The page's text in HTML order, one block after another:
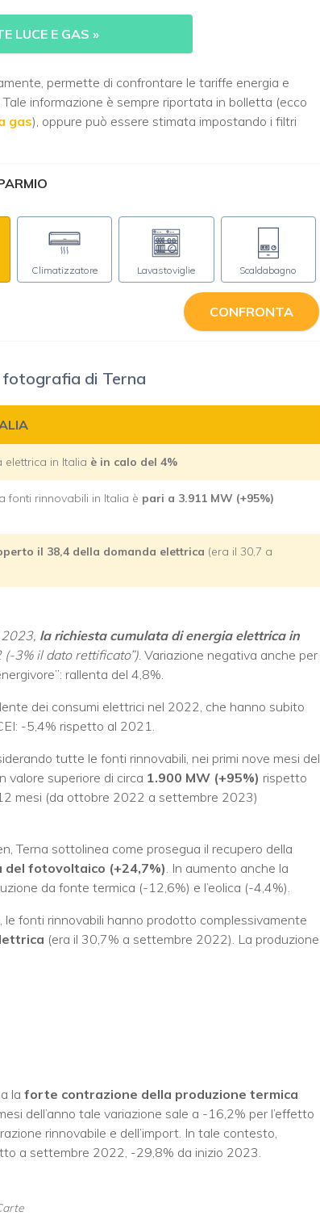
LUCE E GAS »
permette di confrontare le tariffe energia e
informazione è sempre riportata in bolletta (ecco
gas), oppure può essere stimata impostando i filtri
Climatizzatore Lavastoviglie Scaldabagno
CONFRONTA
di Terna
elettrica in Italia è in calo del 4%
fonti rinnovabili in Italia è pari a 3.911 MW (+95%)
il 38,4 della domanda elettrica (era il 30,7 a
la richiesta cumulata di energia elettrica in
3% il dato rettificato”) . Variazione negativa anche per
rallenta del 4,8%.
dei consumi elettrici nel 2022, che hanno subito
-5,4% rispetto al 2021.
tutte le fonti rinnovabili, nei primi nove mesi del
valore superiore di circa 1.900 MW (+95%) rispetto
mesi (da ottobre 2022 a settembre 2023)
Terna sottolinea come prosegua il recupero della
del fotovoltaico (+24,7%) . In aumento anche la
da fonte termica (-12,6%) e l’eolica (-4,4%).
, le fonti rinnovabili hanno prodotto complessivamente
(era il 30,7% a settembre 2022). La produzione
la forte contrazione della produzione termica
dell’anno tale variazione sale a -16,2% per l’effetto
rinnovabile e dell’import. In tale contesto,
a settembre 2022, -29,8% da inizio 2023.